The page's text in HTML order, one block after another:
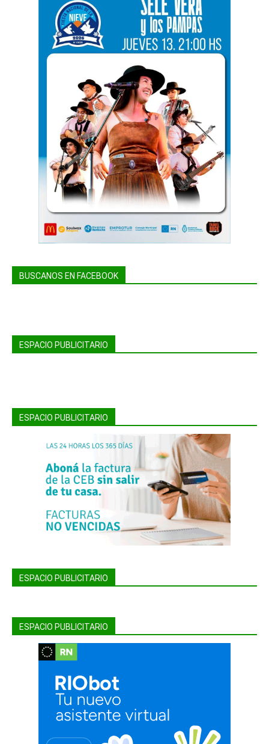
BUSCANOS EN FACEBOOK
ESPACIO PUBLICITARIO
ESPACIO PUBLICITARIO
ESPACIO PUBLICITARIO
ESPACIO PUBLICITARIO